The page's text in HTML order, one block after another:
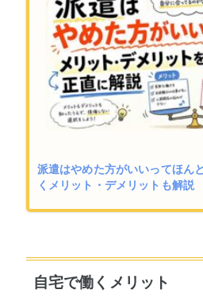
派遣はやめた方がいいってほん
くメリット・デメリットも解説
自宅で働くメリット